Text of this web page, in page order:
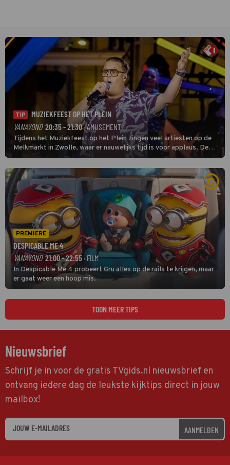
TIP
MUZIEKFEEST OP HET PLEIN
VANAVOND 20:35 - 21:30· AMUSEMENT
Tijdens het Muziekfeest op het Plein zingen veel artiesten op de
Melkmarkt in Zwolle, waar er nauwelijks tijd is voor applaus. De
grootste namen zijn André Hazes, Jannes, René Froger en
natuurlijk Rutger van Barneveld met zijn hit Zwoele Zomernachten.
PREMIERE
DESPICABLE ME 4
VANAVOND 21:00 - 22:55 · FILM
In Despicable Me 4 probeert Gru alles op de rails te krijgen, maar
er gaat weer een hoop mis.
TOON MEER TIPS
Nieuwsbrief
Schrijf je in voor de gratis TVgids.nl nieuwsbrief en
ontvang iedere dag de leukste kijktips direct in jouw
mailbox!
AANMELDEN